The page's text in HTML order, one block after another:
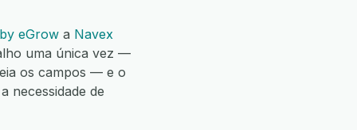
eGrow a Navex
uma única vez —
os campos — e o
necessidade de